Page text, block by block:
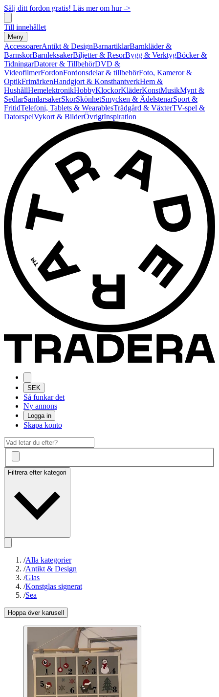
Sälj ditt fordon gratis! Läs mer om hur ->
Till innehållet
Meny
AccessoarerAntikt & DesignBarnartiklarBarnkläder &
BarnskorBarnleksakerBiljetter & ResorBygg & VerktygBöcker &
TidningarDatorer & TillbehörDVD &
VideofilmerFordonFordonsdelar & tillbehörFoto, Kameror &
OptikFrimärkenHandgjort & KonsthantverkHem &
HushållHemelektronikHobbyKlockorKläderKonstMusikMynt &
SedlarSamlarsakerSkorSkönhetSmycken & ÄdelstenarSport &
FritidTelefoni, Tablets & WearablesTrädgård & VäxterTV-spel &
DatorspelVykort & BilderÖvrigtInspiration
SEK
Så funkar det
Ny annons
Logga in
Skapa konto
Filtrera efter kategori
/Alla kategorier
/Antikt & Design
/Glas
/Konstglas signerat
/Sea
Hoppa över karusell